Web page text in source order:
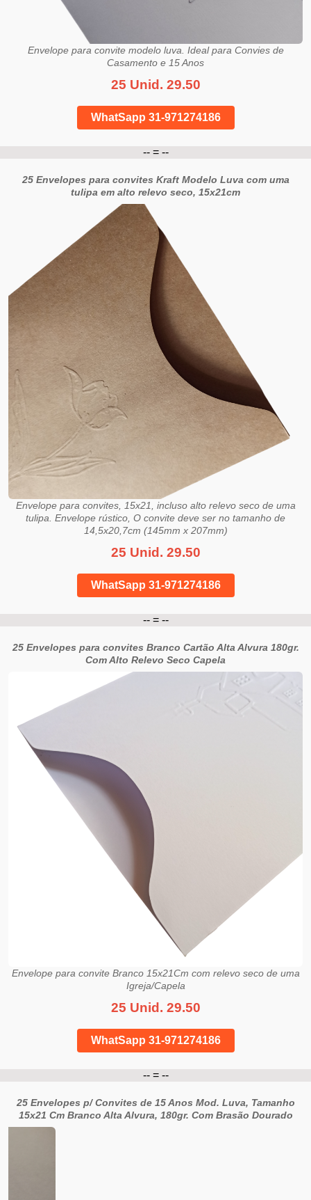
Envelope para convite modelo luva. Ideal para Convies de
Casamento e 15 Anos
25 Unid. 29.50
WhatSapp 31-971274186
-- = --
25 Envelopes para convites Kraft Modelo Luva com uma
tulipa em alto relevo seco, 15x21cm
Envelope para convites, 15x21, incluso alto relevo seco de uma
tulipa. Envelope rústico, O convite deve ser no tamanho de
14,5x20,7cm (145mm x 207mm)
25 Unid. 29.50
WhatSapp 31-971274186
-- = --
25 Envelopes para convites Branco Cartão Alta Alvura 180gr.
Com Alto Relevo Seco Capela
Envelope para convite Branco 15x21Cm com relevo seco de uma
Igreja/Capela
25 Unid. 29.50
WhatSapp 31-971274186
-- = --
25 Envelopes p/ Convites de 15 Anos Mod. Luva, Tamanho
15x21 Cm Branco Alta Alvura, 180gr. Com Brasão Dourado